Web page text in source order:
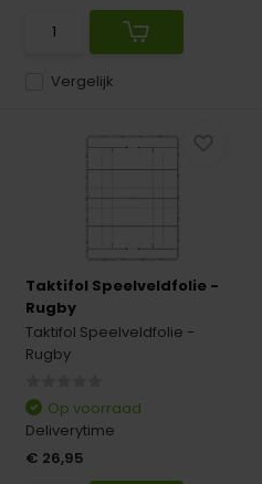
Vergelijk
Taktifol Speelveldfolie -
Rugby
Taktifol Speelveldfolie -
Rugby
Op voorraad
Deliverytime
€ 26,95